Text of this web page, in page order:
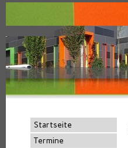
Startseite
Termine